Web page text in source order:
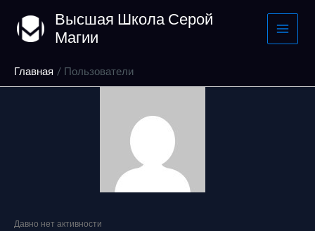
содержимому
Высшая Школа Серой
Магии
Главная Пользователи
Давно нет активности